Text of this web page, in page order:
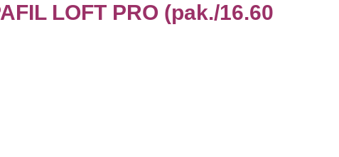
LOFT PRO (pak./16.60